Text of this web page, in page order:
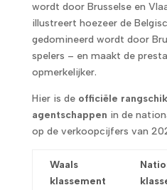
wordt door Brusselse en
illustreert hoezeer de
gedomineerd wordt door
spelers – en maakt de
opmerkelijker.
Hier is de officiële
agentschappen in de
op de verkoopcijfers van
Waals
klassement